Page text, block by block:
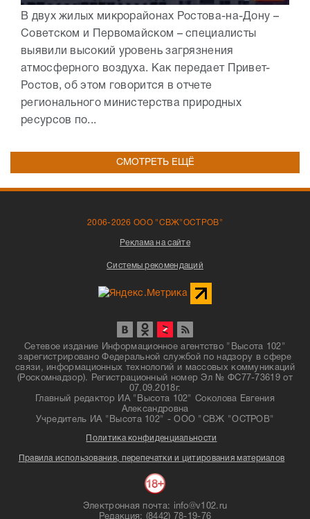
В двух жилых микрорайонах Ростова-на-Дону –
Советском и Первомайском – специалисты
выявили высокий уровень загрязнения
атмосферного воздуха. Как передает Привет-
Ростов, об этом говорится в отчете
регионального министерства природных
ресурсов по...
СМОТРЕТЬ ЕЩЁ
2006-2026 ООО "СВЖ"ОСТРОВ"
Реклама на сайте
Системы рекомендаций
Сетевое издание Информационное агентство "Высота 102"
зарегистрировано Федеральной службой по надзору в сфере
связи, информационных технологий и массовых коммуникаций
(Роскомнадзор). Регистрационный номер Эл № ФС77-73619 от
07.09.2018г.
Главный редактор ИА "Высота 102" Соколова Евгения
Александровна
Учредитель ИА "Высота 102" - ООО "СВЖ "ОСТРОВ"
Политика конфиденциальности
Правила использования, перепечатки и цитирования материалов
Электронная почта: info@v102.ru
Редакция: (8442) 78-19-76